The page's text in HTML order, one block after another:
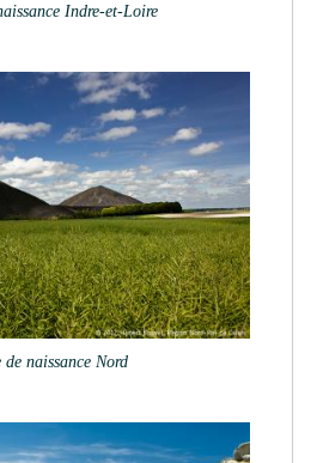
Indre-et-Loire
de naissance Nord